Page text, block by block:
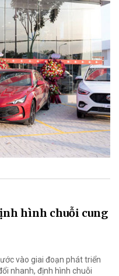
hình chuỗi cung
vào giai đoạn phát triển
nhanh, định hình chuỗi